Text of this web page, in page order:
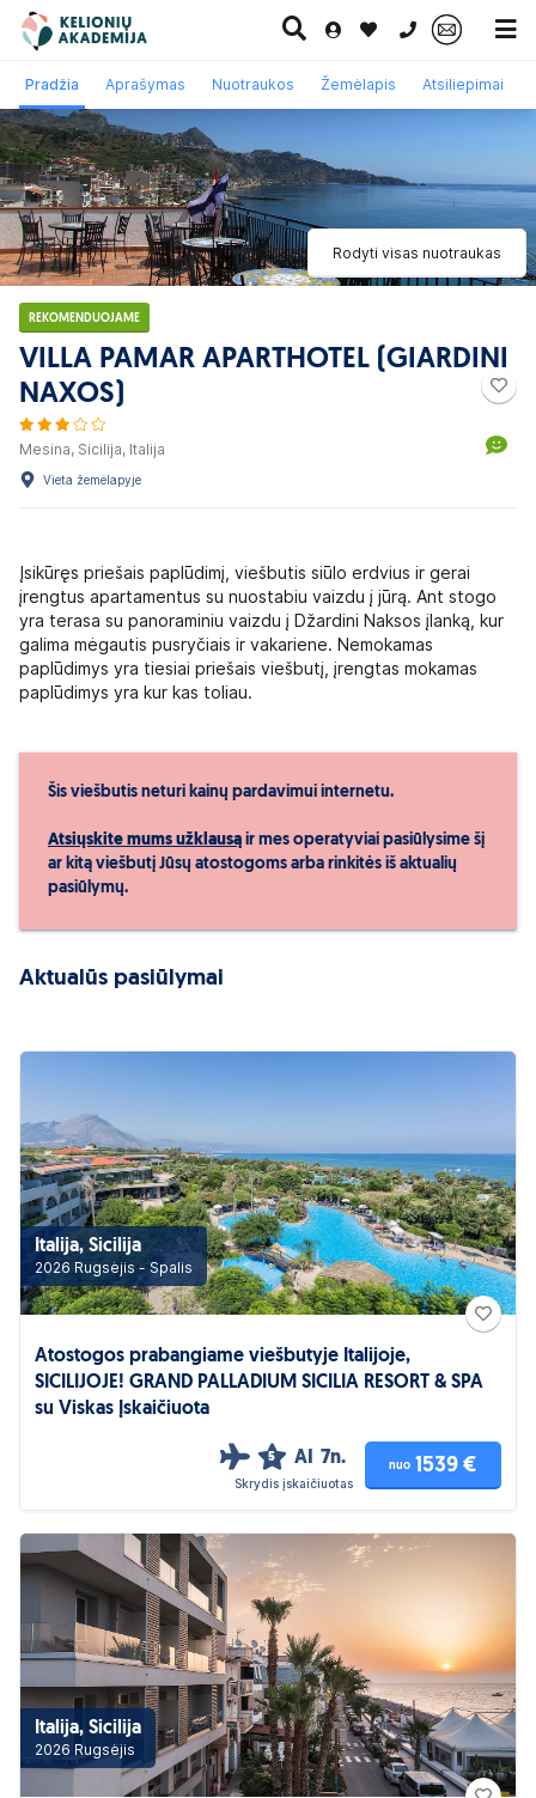
0 700 11007
Paskutinė
minutė
Pažintinės
kelionės
Egzotinės
kelionės
Kruizai
Rodyti visas nuotraukas
REKOMENDUOJAME
VILLA PAMAR APARTHOTEL (GIARDINI
NAXOS)
Mesina, Sicilija, Italija
Vieta žemėlapyje
Įsikūręs priešais paplūdimį, viešbutis siūlo erdvius ir gerai
įrengtus apartamentus su nuostabiu vaizdu į jūrą. Ant stogo
yra terasa su panoraminiu vaizdu į Džardini Naksos įlanką, kur
galima mėgautis pusryčiais ir vakariene. Nemokamas
paplūdimys yra tiesiai priešais viešbutį, įrengtas mokamas
paplūdimys yra kur kas toliau.
Pradžia Aprašymas Nuotraukos Žemėlapis Atsiliepimai
Šis viešbutis neturi kainų pardavimui internetu.
Atsiųskite mums užklausą ir mes operatyviai pasiūlysime šį
ar kitą viešbutį Jūsų atostogoms arba rinkitės iš aktualių
pasiūlymų.
Aktualūs pasiūlymai
Italija, Sicilija
2026 Rugsėjis - Spalis
Atostogos prabangiame viešbutyje Italijoje,
SICILIJOJE! GRAND PALLADIUM SICILIA RESORT & SPA
su Viskas Įskaičiuota
5 AI 7n.
Skrydis įskaičiuotas
nuo 1539 €
Italija, Sicilija
2026 Rugsėjis